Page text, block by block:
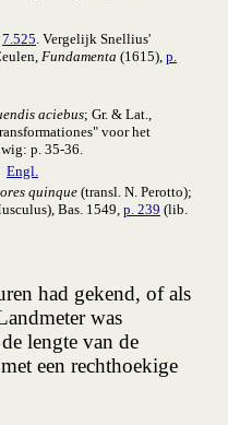
7.525 . Vergelijk Snellius'
Fundamenta (1615), p.
aciebus; Gr. & Lat.,
voor het
p. 35-36.
Engl.
quinque (transl. N. Perotto);
Bas. 1549,p. 239 (lib.
had gekend, of als
was
lengte van de
een rechthoekige